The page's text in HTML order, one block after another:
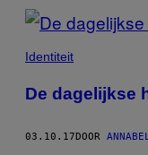
Identiteit
De dagelijkse
03.10.17DOOR